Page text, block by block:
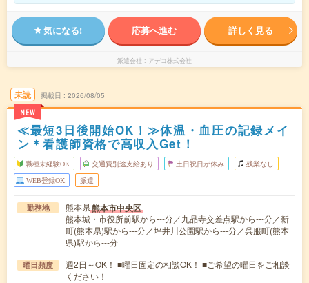
気になる! 応募へ進む 詳しく見る
派遣会社 アデコ株式会社
未読
NEW
掲載日 2026/08/05
≪最短3日後開始OK！≫体温・血圧の記録メイ
ン＊看護師資格で高収入Get！
職種未経験OK 交通費別途支給あり 土日祝日が休み 残業なし
WEB登録OK 派遣
勤務地 熊本県熊本市中央区
熊本城・市役所前駅から---分／九品寺交差点駅から---分／新
町(熊本県)駅から---分／坪井川公園駅から---分／呉服町(熊本
県)駅から---分
曜日頻度
週2日～OK！ ■曜日固定の相談OK！ ■ご希望の曜日をご相談
ください！